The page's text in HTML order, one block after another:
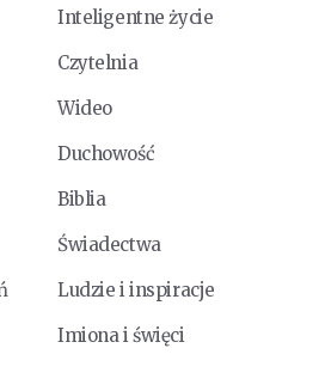
Inteligentne życie
Czytelnia
Wideo
Duchowość
Biblia
Świadectwa
Ludzie i inspiracje
Imiona i święci